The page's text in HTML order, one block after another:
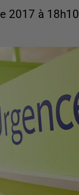
2017 à 18h10